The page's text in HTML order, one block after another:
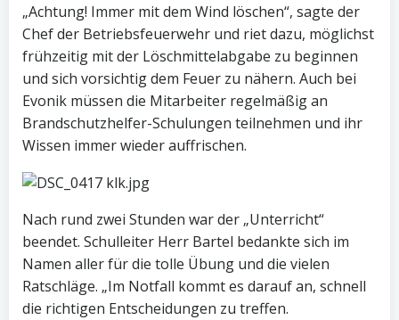
„Achtung! Immer mit dem Wind löschen“, sagte der
Chef der Betriebsfeuerwehr und riet dazu, möglichst
frühzeitig mit der Löschmittelabgabe zu beginnen
und sich vorsichtig dem Feuer zu nähern. Auch bei
Evonik müssen die Mitarbeiter regelmäßig an
Brandschutzhelfer-Schulungen teilnehmen und ihr
Wissen immer wieder auffrischen.
Nach rund zwei Stunden war der „Unterricht“
beendet. Schulleiter Herr Bartel bedankte sich im
Namen aller für die tolle Übung und die vielen
Ratschläge. „Im Notfall kommt es darauf an, schnell
die richtigen Entscheidungen zu treffen.